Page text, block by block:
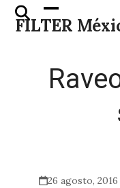
Skip
FILTER
Open
mobile
Close
mobile
26 agosto, 2016